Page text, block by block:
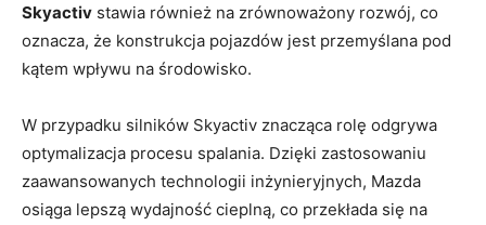
Skyactiv stawia również na zrównoważony rozwój, co⁢
oznacza, że konstrukcja⁤ pojazdów jest przemyślana pod‍
kątem‌ wpływu na środowisko.
W przypadku silników ⁢Skyactiv​ znacząca rolę odgrywa
optymalizacja ‍procesu spalania. Dzięki⁣ zastosowaniu⁤
zaawansowanych technologii inżynieryjnych, Mazda
osiąga lepszą wydajność cieplną, co ​przekłada się ⁤na⁢